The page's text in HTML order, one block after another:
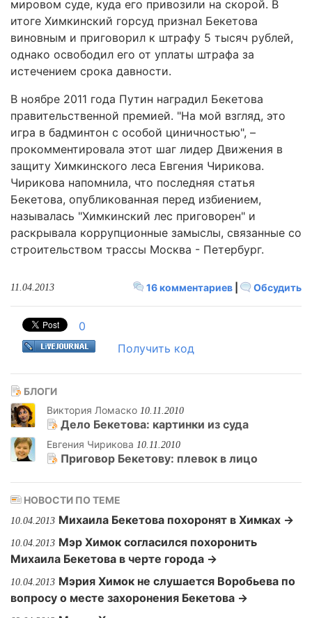
мировом суде, куда его привозили на скорой. В
итоге Химкинский горсуд признал Бекетова
виновным и приговорил к штрафу 5 тысяч рублей,
однако освободил его от уплаты штрафа за
истечением срока давности.
В ноябре 2011 года Путин наградил Бекетова
правительственной премией. "На мой взгляд, это
игра в бадминтон с особой циничностью", –
прокомментировала этот шаг лидер Движения в
защиту Химкинского леса Евгения Чирикова.
Чирикова напомнила, что последняя статья
Бекетова, опубликованная перед избиением,
называлась "Химкинский лес приговорен" и
раскрывала коррупционные замыслы, связанные со
строительством трассы Москва - Петербург.
16 комментариев Обсудить
11.04.2013
0
Получить код
БЛОГИ
Виктория Ломаско 10.11.2010
Дело Бекетова: картинки из суда
Евгения Чирикова 10.11.2010
Приговор Бекетову: плевок в лицо
НОВОСТИ ПО ТЕМЕ
10.04.2013 Михаила Бекетова похоронят в Химках →
10.04.2013 Мэр Химок согласился похоронить
Михаила Бекетова в черте города →
10.04.2013 Мэрия Химок не слушается Воробьева по
вопросу о месте захоронения Бекетова →